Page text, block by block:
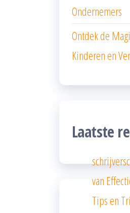
Ondernemers
Ontdek de
Kinderen en
Laatste
van
Tips en